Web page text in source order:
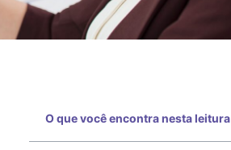
O que você encontra nesta leitura